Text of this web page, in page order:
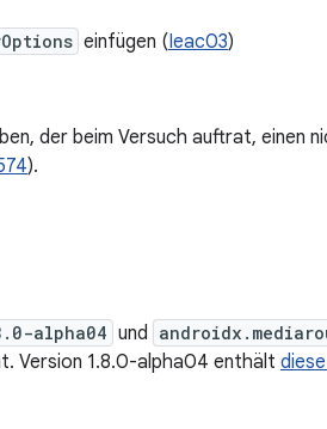
einfügen (Ieac03)
der beim Versuch auftrat, einen
).
alpha04 und
Version 1.8.0-alpha04 enthält